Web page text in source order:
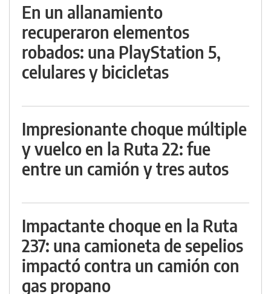
En un allanamiento
recuperaron elementos
robados: una PlayStation 5,
celulares y bicicletas
Impresionante choque múltiple
y vuelco en la Ruta 22: fue
entre un camión y tres autos
Impactante choque en la Ruta
237: una camioneta de sepelios
impactó contra un camión con
gas propano